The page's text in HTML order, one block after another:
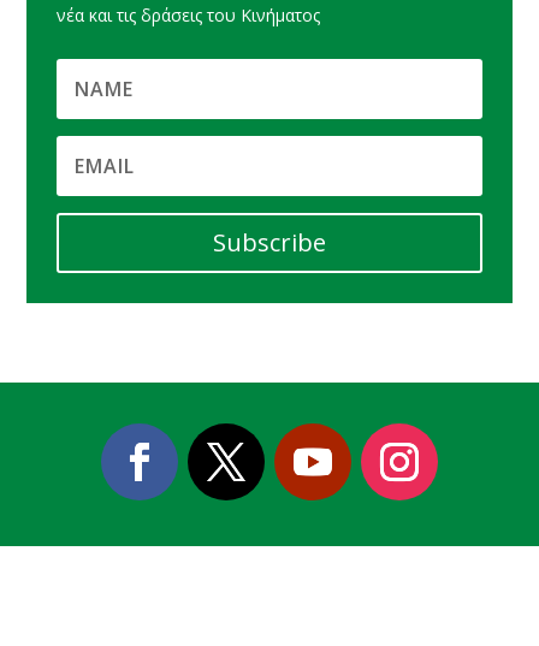
νέα και τις δράσεις του Κινήματος
Subscribe